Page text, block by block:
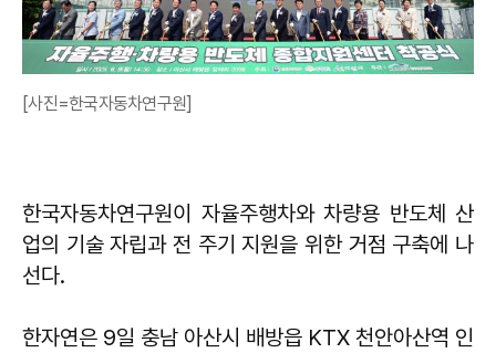
[사진=한국자동차연구원]
한국자동차연구원이 자율주행차와 차량용 반도체 산
업의 기술 자립과 전 주기 지원을 위한 거점 구축에 나
선다.
한자연은 9일 충남 아산시 배방읍 KTX 천안아산역 인